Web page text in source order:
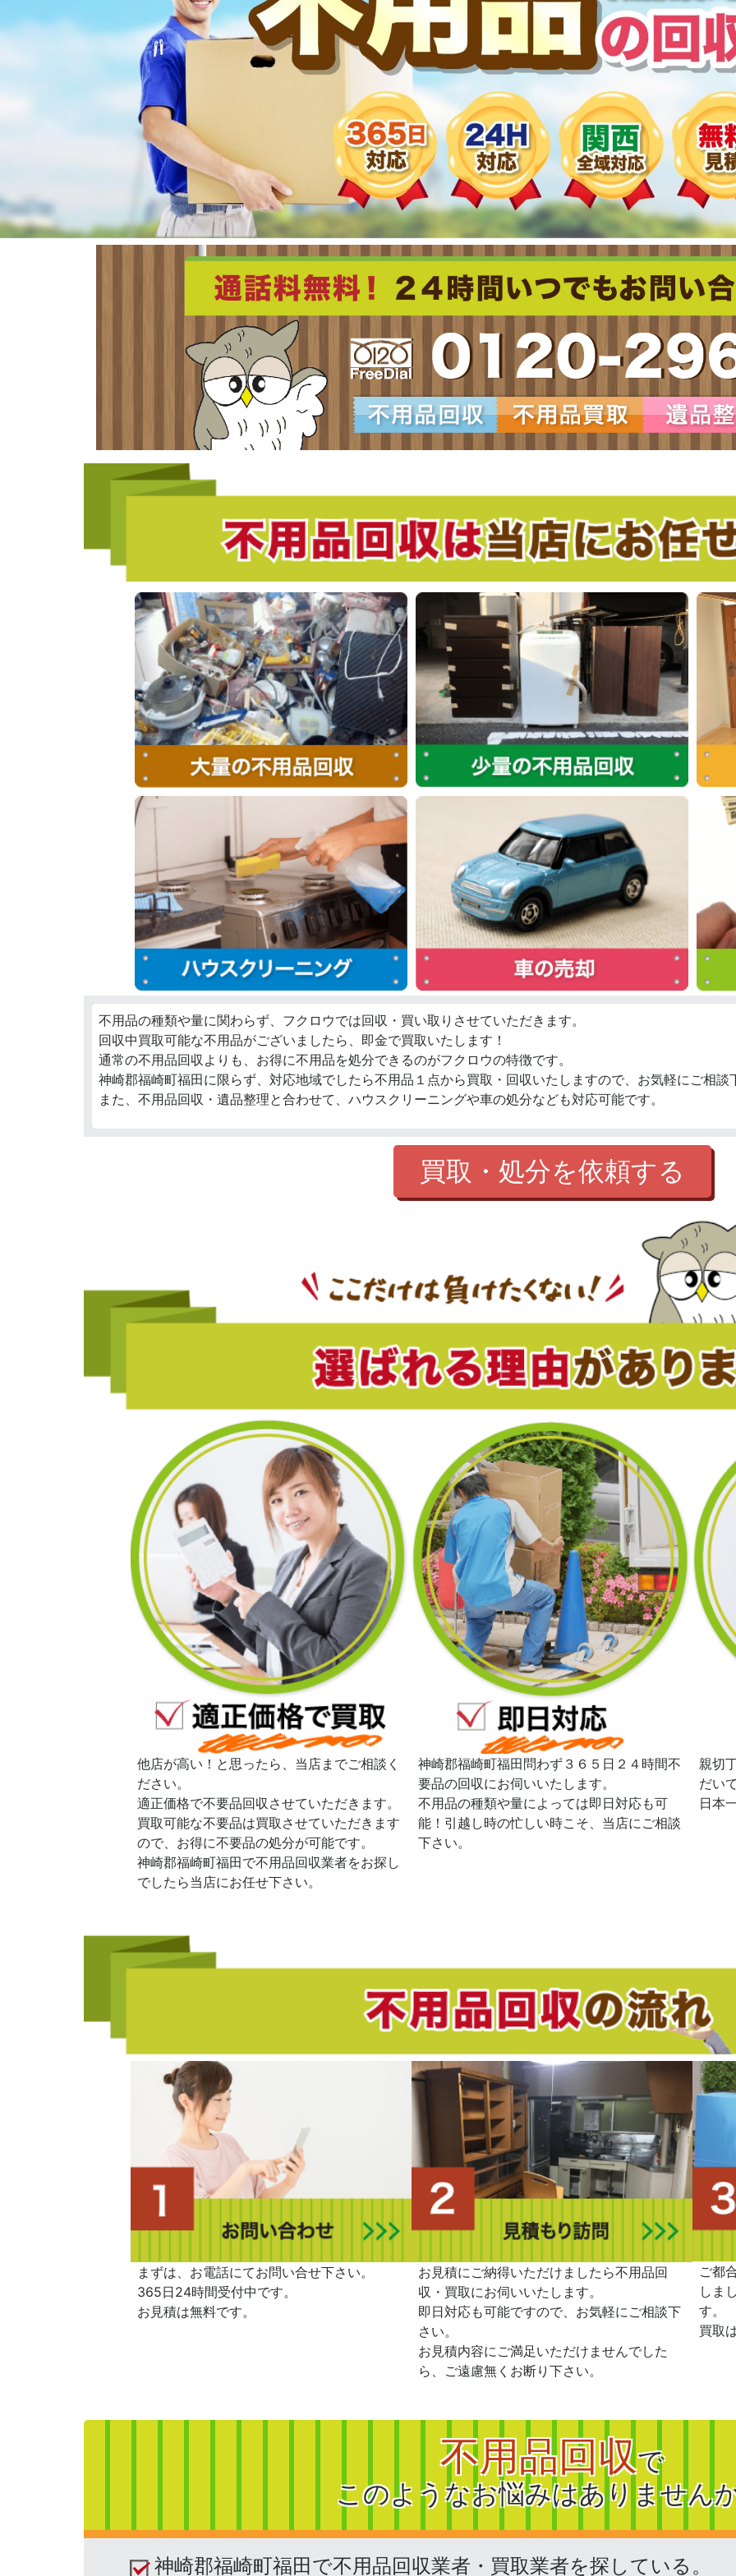
不用品の種類や量に関わらず、フクロウでは回収・買い取りさせていただきます。
回収中買取可能な不用品がございましたら、即金で買取いたします！
通常の不用品回収よりも、お得に不用品を処分できるのがフクロウの特徴です。
神崎郡福崎町福田に限らず、対応地域でしたら不用品１点から買取・回収いたしますので、お気軽にご相談
また、不用品回収・遺品整理と合わせて、ハウスクリーニングや車の処分なども対応可能です。
買取・処分を依頼する
他店が高い！と思ったら、当店までご相談く
ださい。
適正価格で不要品回収させていただきます。
買取可能な不要品は買取させていただきます
ので、お得に不要品の処分が可能です。
神崎郡福崎町福田で不用品回収業者をお探し
でしたら当店にお任せ下さい。
神崎郡福崎町福田問わず３６５日２４時間不
要品の回収にお伺いいたします。
不用品の種類や量によっては即日対応も可
能！引越し時の忙しい時こそ、当店にご相談
下さい。
親切
だい
日本
まずは、お電話にてお問い合せ下さい。
365日24時間受付中です。
お見積は無料です。
お見積にご納得いただけましたら不用品回
収・買取にお伺いいたします。
即日対応も可能ですので、お気軽にご相談下
さい。
お見積内容にご満足いただけませんでした
ら、ご遠慮無くお断り下さい。
ご都
しま
す。
買取
不用品回収で
このようなお悩みはありません
神崎郡福崎町福田で不用品回収業者・買取業者を探している。